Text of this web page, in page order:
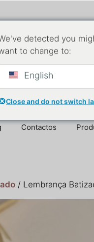
Contactos
/ Lembrança
detected you
to change to:
English
Close and do not switch